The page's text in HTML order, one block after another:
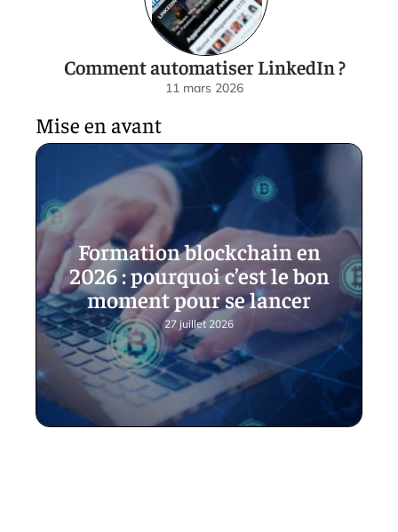
Comment automatiser LinkedIn ?
11 mars 2026
Mise en avant
Formation blockchain en
2026 : pourquoi c’est le bon
moment pour se lancer
27 juillet 2026